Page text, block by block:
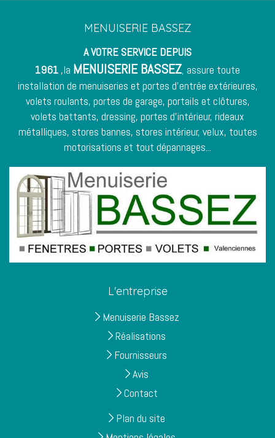
MENUISERIE BASSEZ
A VOTRE SERVICE DEPUIS
1961 ,la MENUISERIE BASSEZ, assure toute
installation de menuiseries et portes d'entrée extérieures,
volets roulants, portes de garage, portails et clôtures,
volets battants, dressing, portes d'intérieur, rideaux
métalliques, stores bannes, stores intérieur, velux, toutes
motorisations et tout dépannages...
L'entreprise
Menuiserie Bassez
Réalisations
Fournisseurs
Avis
Contact
Plan du site